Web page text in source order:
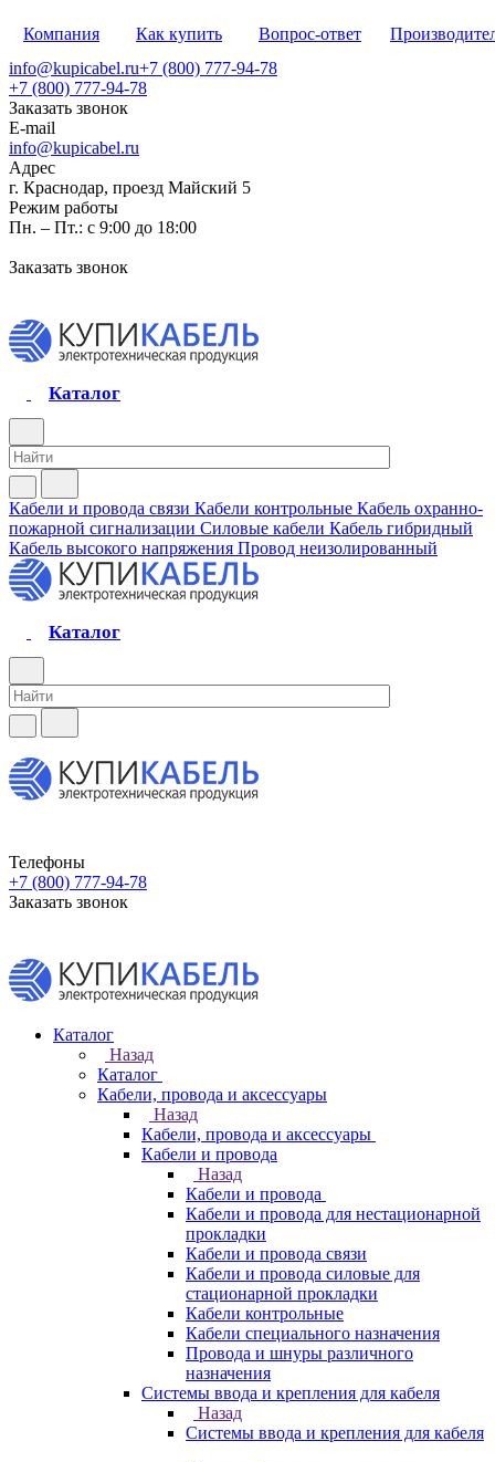
Компания Как купить Вопрос-ответ
info@kupicabel.ru+7 (800) 777-94-78
+7 (800) 777-94-78
Заказать звонок
E-mail
info@kupicabel.ru
Адрес
г. Краснодар, проезд Майский 5
Режим работы
Пн. – Пт.: с 9:00 до 18:00
Заказать звонок
Каталог
Кабели и провода связи Кабели контрольные Кабель охранно-
пожарной сигнализации Силовые кабели Кабель гибридный
Кабель высокого напряжения Провод неизолированный
Каталог
Телефоны
+7 (800) 777-94-78
Заказать звонок
Каталог
Назад
Каталог
Кабели, провода и аксессуары
Назад
Кабели, провода и аксессуары
Кабели и провода
Назад
Кабели и провода
Кабели и провода для нестационарной
прокладки
Кабели и провода связи
Кабели и провода силовые для
стационарной прокладки
Кабели контрольные
Кабели специального назначения
Провода и шнуры различного
назначения
Системы ввода и крепления для кабеля
Назад
Системы ввода и крепления для кабеля